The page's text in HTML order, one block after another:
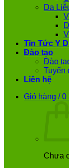
Da
Tin Tức Y
Đào tạo
Đào
Tuyển
Liên hệ
Giỏ hàng /0
Chưa